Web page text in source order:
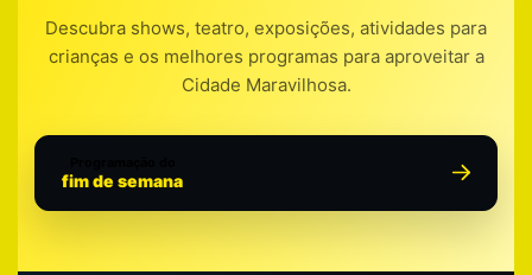
Descubra shows, teatro, exposições, atividades para
crianças e os melhores programas para aproveitar a
Cidade Maravilhosa.
fim de semana